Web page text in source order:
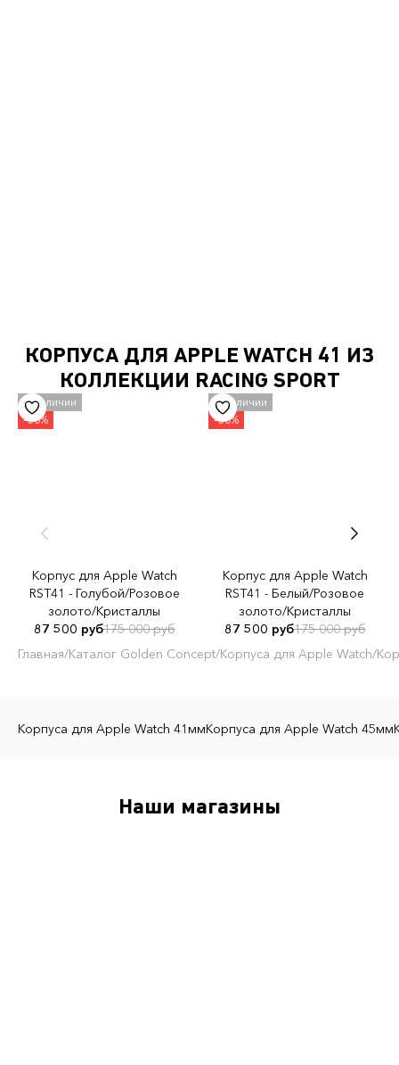
КОРПУСА ДЛЯ APPLE WATCH 41 ИЗ
КОЛЛЕКЦИИ RACING SPORT
Корпус для Apple Watch
RST41 - Голубой/Розовое
золото/Кристаллы
87 500 руб175 000 руб
Корпус для Apple Watch
RST41 - Белый/Розовое
золото/Кристаллы
87 500 руб175 000 руб
Главная/Каталог Golden Concept/Корпуса для Apple Watch/
Корпуса для Apple Watch 41ммКорпуса для Apple Watch 45мм
Наши магазины